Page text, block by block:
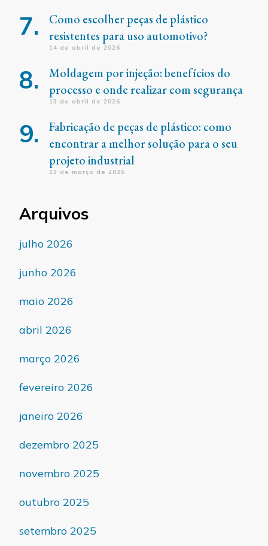
Como escolher peças de plástico
resistentes para uso automotivo?
14 de abril de 2026
Moldagem por injeção: benefícios do
processo e onde realizar com segurança
13 de abril de 2026
Fabricação de peças de plástico: como
encontrar a melhor solução para o seu
projeto industrial
13 de março de 2026
Arquivos
julho 2026
junho 2026
maio 2026
abril 2026
março 2026
fevereiro 2026
janeiro 2026
dezembro 2025
novembro 2025
outubro 2025
setembro 2025